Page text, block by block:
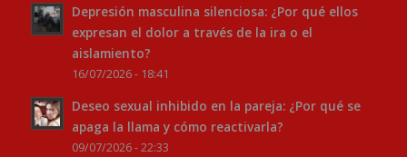
Depresión masculina silenciosa: ¿Por qué ellos
expresan el dolor a través de la ira o el
aislamiento?
16/07/2026 - 18:41
Deseo sexual inhibido en la pareja: ¿Por qué se
apaga la llama y cómo reactivarla?
09/07/2026 - 22:33